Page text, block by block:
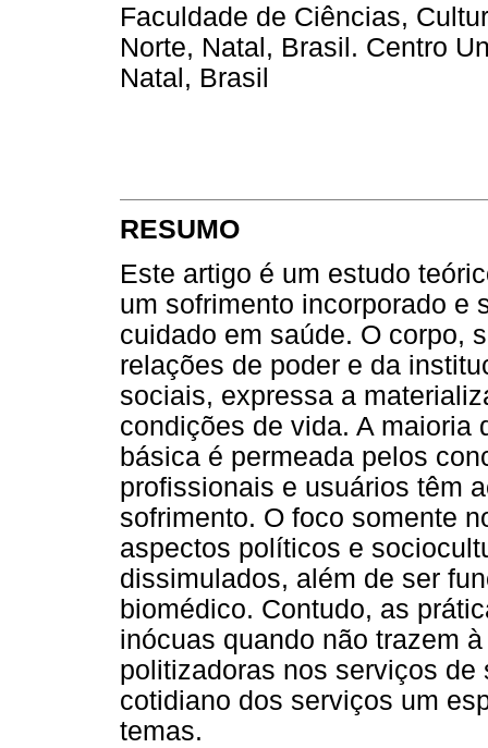
Faculdade de Ciências,
Norte, Natal, Brasil. Centro
Natal, Brasil
RESUMO
Este artigo é um estudo
um sofrimento incorporado e
cuidado em saúde. O corpo,
relações de poder e da
sociais, expressa a
condições de vida. A maioria
básica é permeada pelos
profissionais e usuários têm
sofrimento. O foco somente
aspectos políticos e
dissimulados, além de ser
biomédico. Contudo, as
inócuas quando não trazem
politizadoras nos serviços
cotidiano dos serviços um
temas.